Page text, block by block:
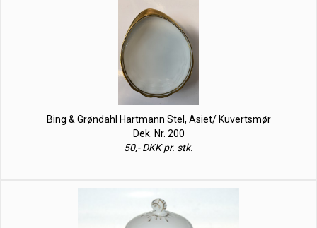
Bing & Grøndahl Hartmann Stel, Asiet/ Kuvertsmør
Dek. Nr. 200
50,- DKK pr. stk.